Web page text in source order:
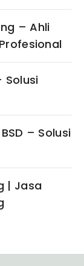
– Ahli
Solusi
– Solusi
| Jasa